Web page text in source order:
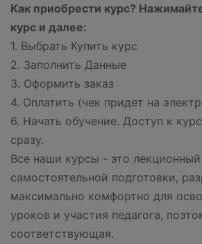
Как приобрести курс?
курс и далее:
1. Выбрать Купить курс
2. Заполнить Данные
3. Оформить заказ
4. Оплатить (чек придет на
6. Начать обучение. Доступ к
сразу.
Все наши курсы - это
самостоятельной подготовки,
максимально комфортно для
уроков и участия педагога,
соответствующая.